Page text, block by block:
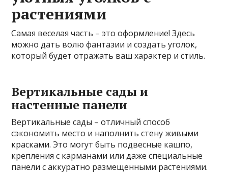
растениями
Самая веселая часть – это оформление! Здесь
можно дать волю фантазии и создать уголок,
который будет отражать ваш характер и стиль.
Вертикальные сады и
настенные панели
Вертикальные сады – отличный способ
сэкономить место и наполнить стену живыми
красками. Это могут быть подвесные кашпо,
крепления с карманами или даже специальные
панели с аккуратно размещенными растениями.